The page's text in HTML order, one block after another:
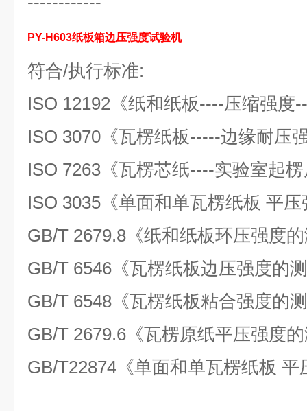
PY-H603纸板箱边压强度试验机
符合/执行标准:
ISO 12192《纸和纸板----压缩强度
ISO 3070《瓦楞纸板-----边缘耐压
ISO 7263《瓦楞芯纸----实验室起
ISO 3035《单面和单瓦楞纸板 平
GB/T 2679.8《纸和纸板环压强度
GB/T 6546《瓦楞纸板边压强度的
GB/T 6548《瓦楞纸板粘合强度的
GB/T 2679.6《瓦楞原纸平压强度
GB/T22874《单面和单瓦楞纸板 平